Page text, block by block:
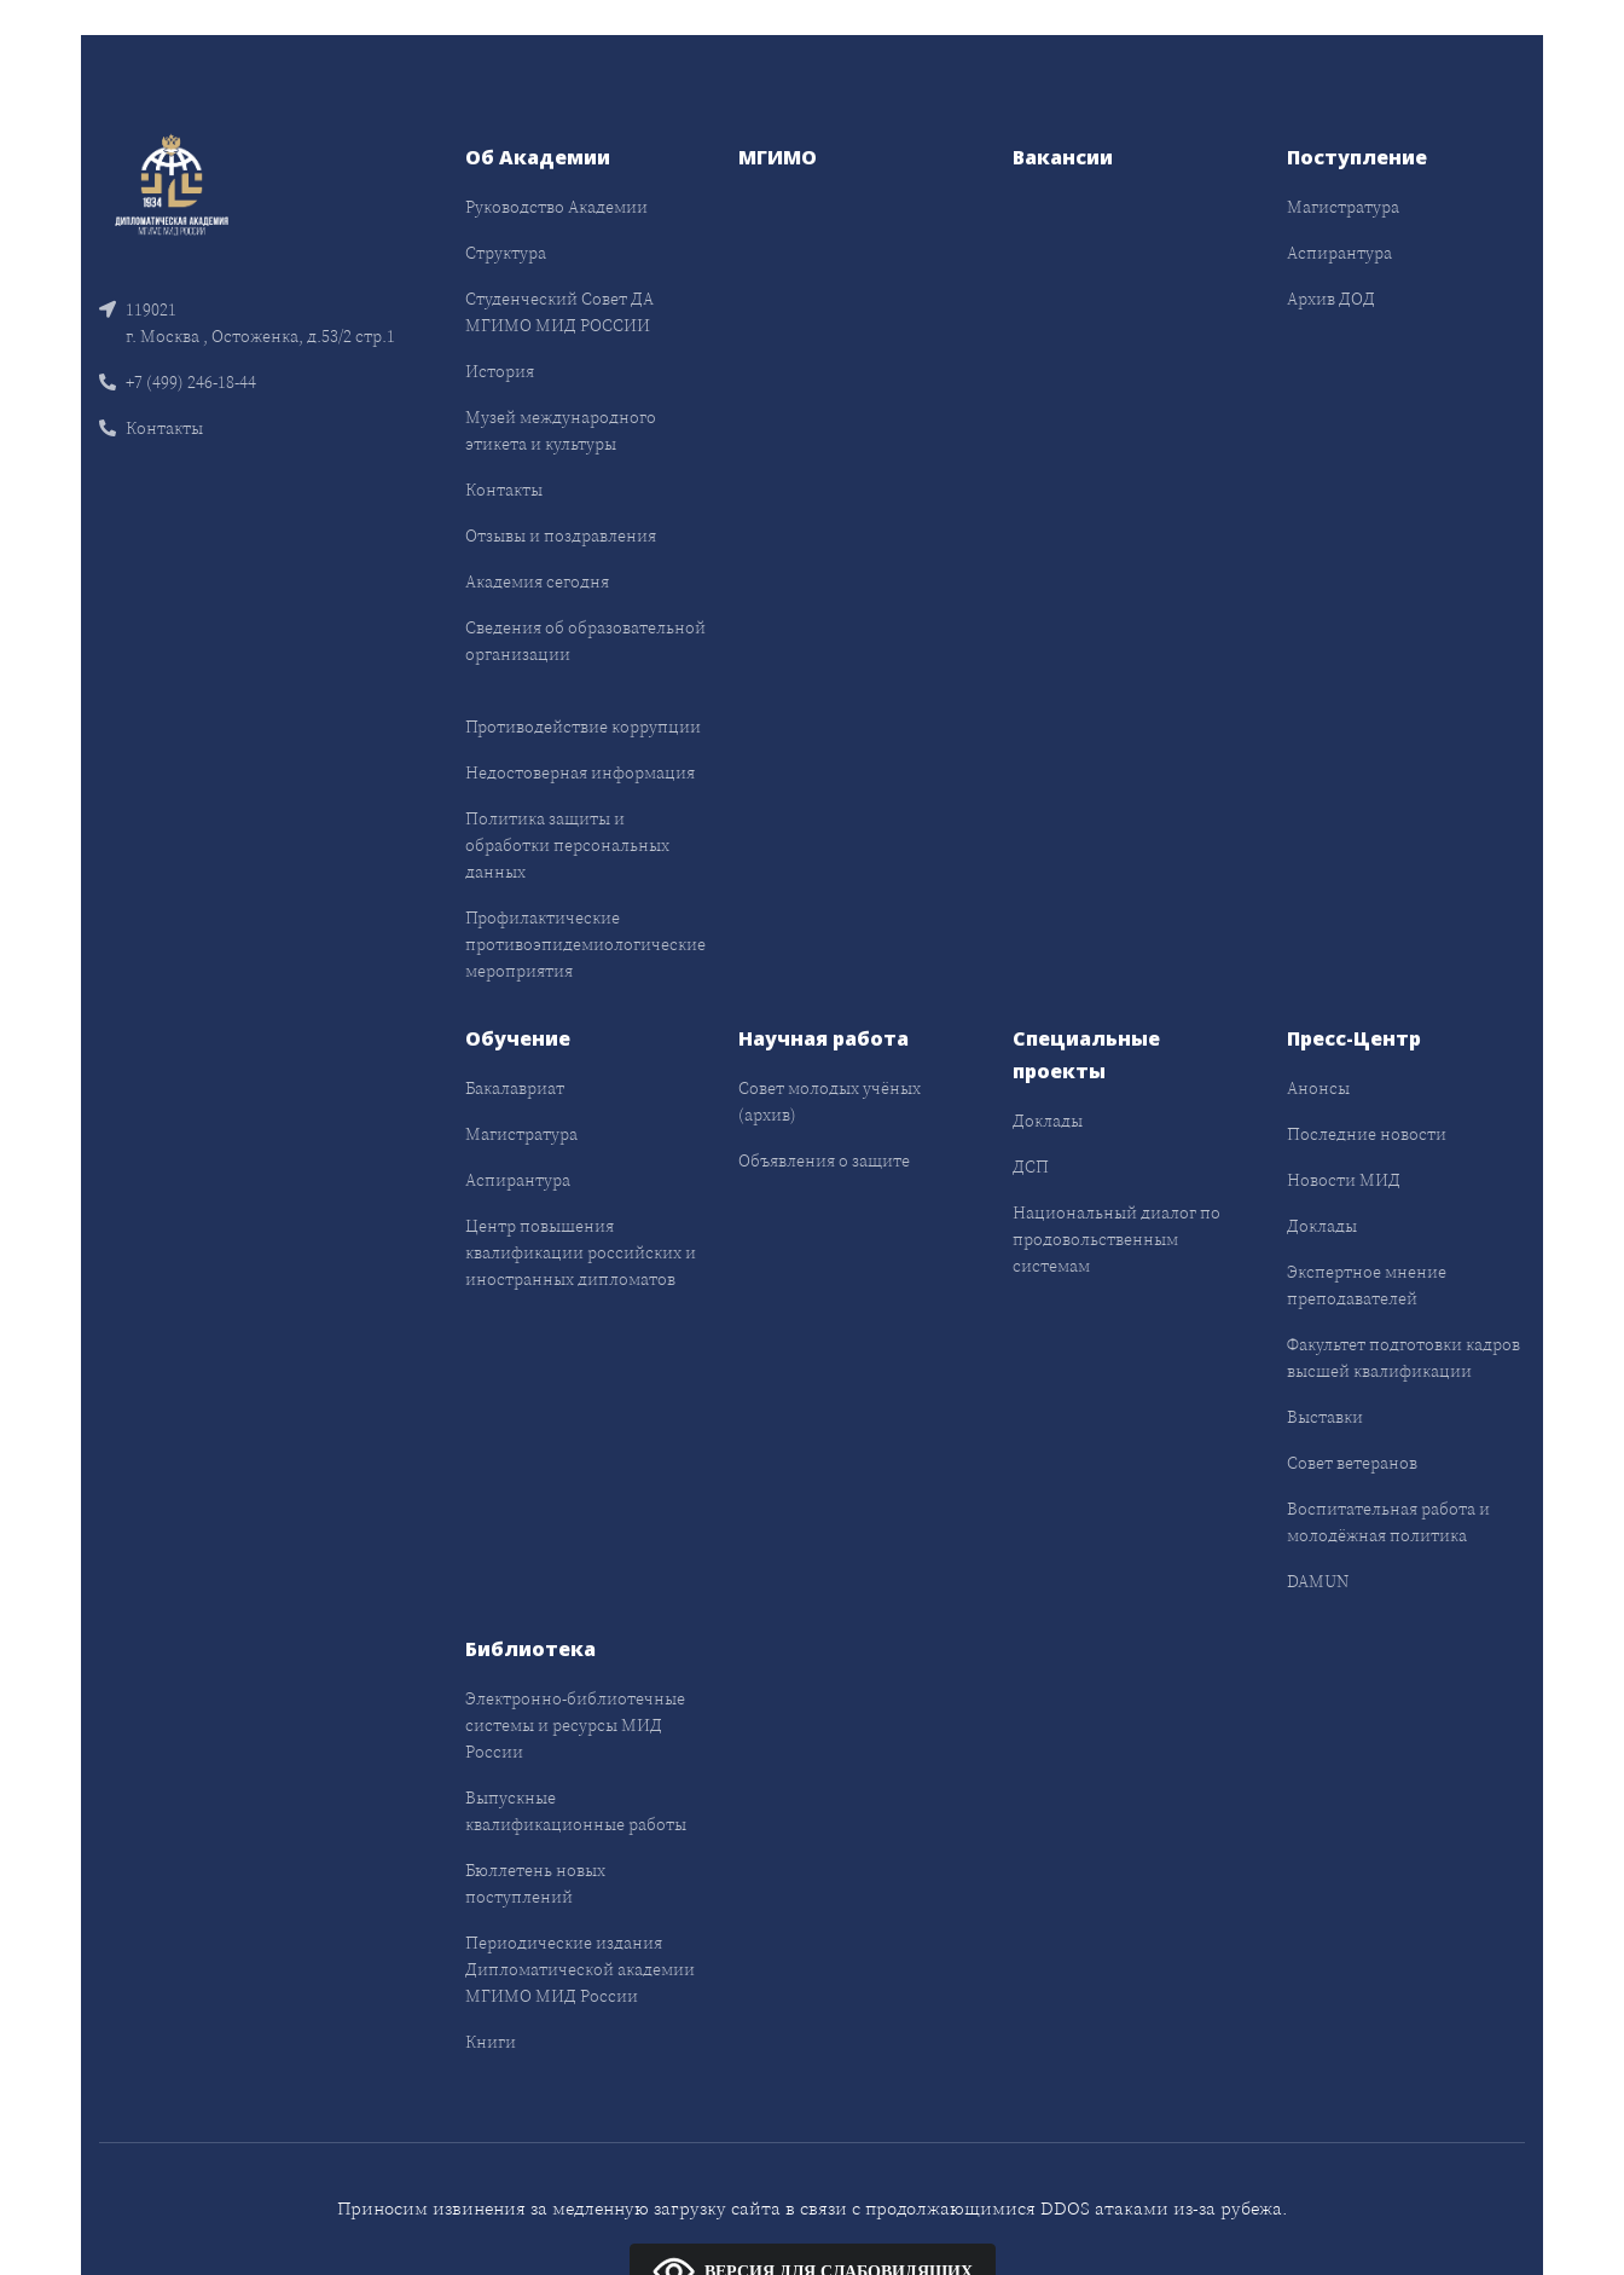
119021
г. Москва , Остоженка, д.53/2 стр.1
+7 (499) 246-18-44
Контакты
Об Академии
Руководство Академии
Структура
Студенческий Совет ДА
МГИМО МИД РОССИИ
История
Музей международного
этикета и культуры
Контакты
Отзывы и поздравления
Академия сегодня
Сведения об образовательной
организации
Противодействие коррупции
Недостоверная информация
Политика защиты и
обработки персональных
данных
Профилактические
противоэпидемиологические
мероприятия
МГИМО Вакансии Поступление
Магистратура
Аспирантура
Архив ДОД
Обучение
Бакалавриат
Магистратура
Аспирантура
Центр повышения
квалификации российских и
иностранных дипломатов
Научная работа
Совет молодых учёных
(архив)
Объявления о защите
Специальные
проекты
Доклады
ДСП
Национальный диалог по
продовольственным
системам
Пресс-Центр
Анонсы
Последние новости
Новости МИД
Доклады
Экспертное мнение
преподавателей
Факультет подготовки кадров
высшей квалификации
Выставки
Совет ветеранов
Воспитательная работа и
молодёжная политика
DAMUN
Библиотека
Электронно-библиотечные
системы и ресурсы МИД
России
Выпускные
квалификационные работы
Бюллетень новых
поступлений
Периодические издания
Дипломатической академии
МГИМО МИД России
Книги
Приносим извинения за медленную загрузку сайта в связи с продолжающимися DDOS атаками из-за рубежа.